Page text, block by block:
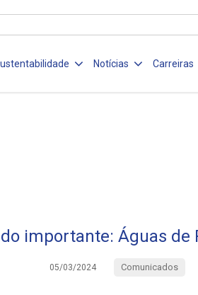
Notícias Carreiras
importante: Águas de
05/03/2024 Comunicados